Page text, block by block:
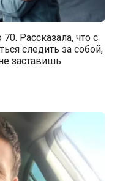
Рассказала, что с
следить за собой,
заставишь